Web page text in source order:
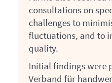
consultations on
challenges to
fluctuations, and to
quality.
Initial findings were
Verband für